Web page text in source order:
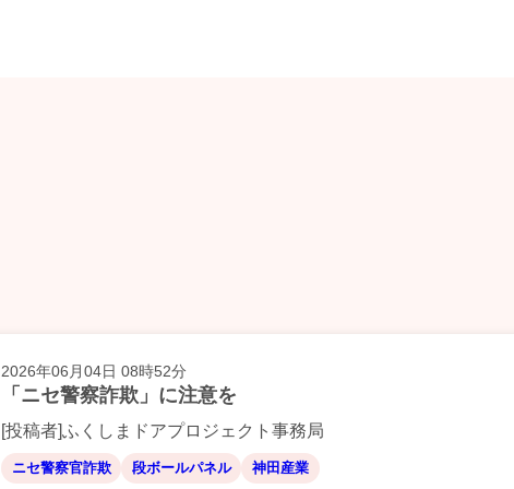
2026年06月04日 08時52分
「ニセ警察詐欺」に注意を
[投稿者]ふくしまドアプロジェクト事務局
ニセ警察官詐欺 段ボールパネル 神田産業